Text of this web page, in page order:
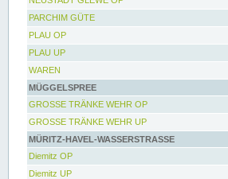
PARCHIM GÜTE
PLAU OP
PLAU UP
WAREN
MÜGGELSPREE
GROSSE TRÄNKE WEHR OP
GROSSE TRÄNKE WEHR UP
MÜRITZ-HAVEL-WASSERSTRASSE
Diemitz OP
Diemitz UP